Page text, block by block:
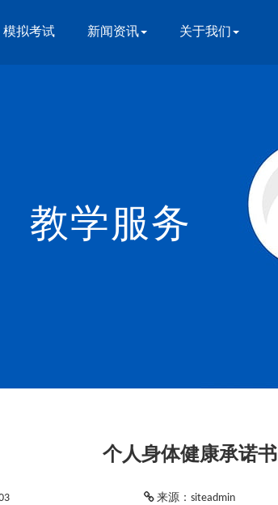
模拟考试 新闻资讯 关于我们
教学服务
个人身体健康承诺书
来源：siteadmin